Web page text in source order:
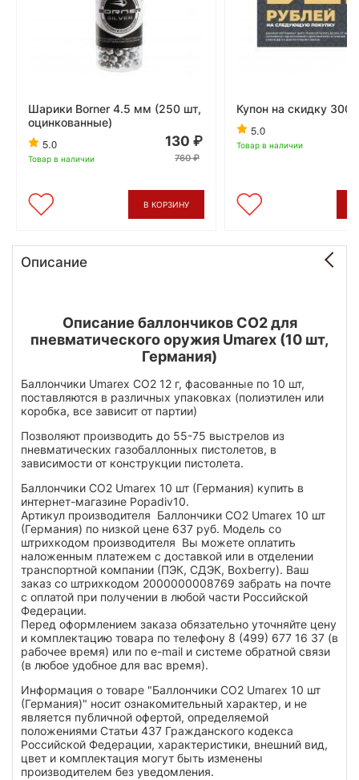
Шарики Borner 4.5 мм (250 шт,
оцинкованные)
5.0
Товар в наличии
130
760
В КОРЗИНУ
Купон на скидку 300
5.0
Товар в наличии
Описание
Описание баллончиков СО2 для
пневматического оружия Umarex (10 шт,
Германия)
Баллончики Umarex СО2 12 г, фасованные по 10 шт,
поставляются в различных упаковках (полиэтилен или
коробка, все зависит от партии)
Позволяют производить до 55-75 выстрелов из
пневматических газобаллонных пистолетов, в
зависимости от конструкции пистолета.
Баллончики СО2 Umarex 10 шт (Германия) купить в
интернет-магазине Popadiv10.
Артикул производителя Баллончики СО2 Umarex 10 шт
(Германия) по низкой цене 637 руб. Модель со
штрихкодом производителя Вы можете оплатить
наложенным платежем с доставкой или в отделении
транспортной компании (ПЭК, СДЭК, Boxberry). Ваш
заказ со штрихкодом 2000000008769 забрать на почте
с оплатой при получении в любой части Российской
Федерации.
Перед оформлением заказа обязательно уточняйте цену
и комплектацию товара по телефону 8 (499) 677 16 37 (в
рабочее время) или по e-mail и системе обратной связи
(в любое удобное для вас время).
Информация о товаре "Баллончики СО2 Umarex 10 шт
(Германия)" носит ознакомительный характер, и не
является публичной офертой, определяемой
положениями Статьи 437 Гражданского кодекса
Российской Федерации, характеристики, внешний вид,
цвет и комплектация могут быть изменены
производителем без уведомления.